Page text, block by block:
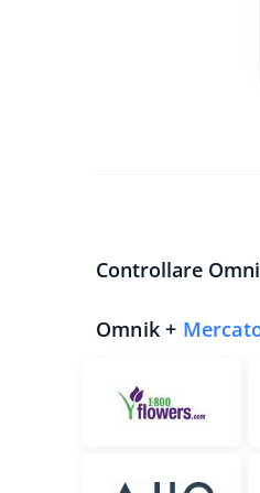
Controllare
Omnik +